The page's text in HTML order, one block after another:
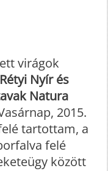
virágok
Rétyi Nyír és
Natura
2015.
tartottam, a
felé
között